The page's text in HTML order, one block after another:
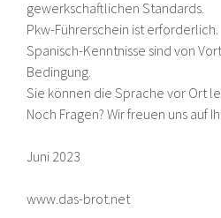
gewerkschaftlichen Standards.
Pkw-Führerschein ist erforderlich.
Spanisch-Kenntnisse sind von
Bedingung.
Sie können die Sprache vor Ort
Noch Fragen? Wir freuen uns auf
Juni 2023
www.das-brot.net